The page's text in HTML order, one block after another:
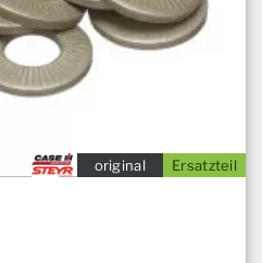
Ersatzteil
original